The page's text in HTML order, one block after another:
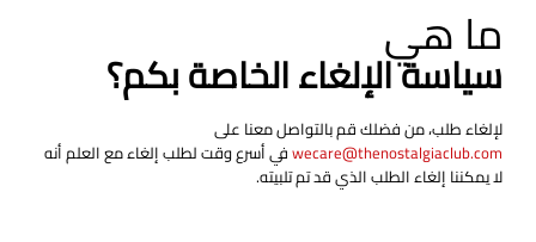
ما هي
سياسة الإلغاء الخاصة بكم؟
لإلغاء طلب، من فضلك قم بالتواصل معنا على
wecare@thenostalgiaclub.comفي أسرع وقت لطلب إلغاء مع العلم أنه
لا يمكننا إلغاء الطلب الذي قد تم تلبيته.